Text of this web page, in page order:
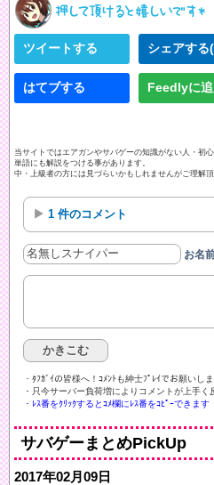
ツイートする シェアする
はてブする Feedlyに
当サイトではエアガンやサバゲーの知識がない人・初
単語にも解説をつける事があります。
中・上級者の方には見づらいかもしれませんがご理解
1 件のコメント
お名
・ﾀﾌｶﾞｲの皆様へ！ｺﾒﾝﾄも紳士ﾌﾟﾚｲでお願いし
・只今サーバー負荷増によりコメントが上手く
・ﾚｽ番をｸﾘｯｸするとｺﾒ欄にﾚｽ番をｺﾋﾟｰできます
サバゲーまとめPickUp
2017年02月09日